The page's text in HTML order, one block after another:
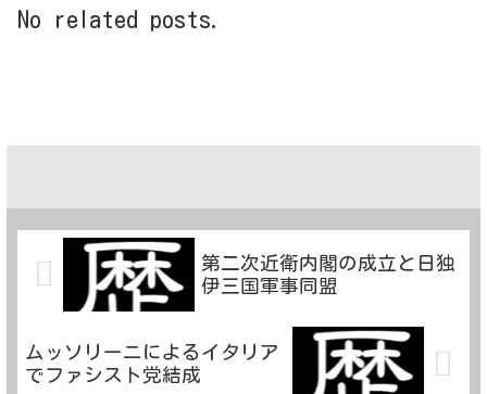
No related posts.
第二次近衛内閣の成立と日独
伊三国軍事同盟
ムッソリーニによるイタリア
でファシスト党結成